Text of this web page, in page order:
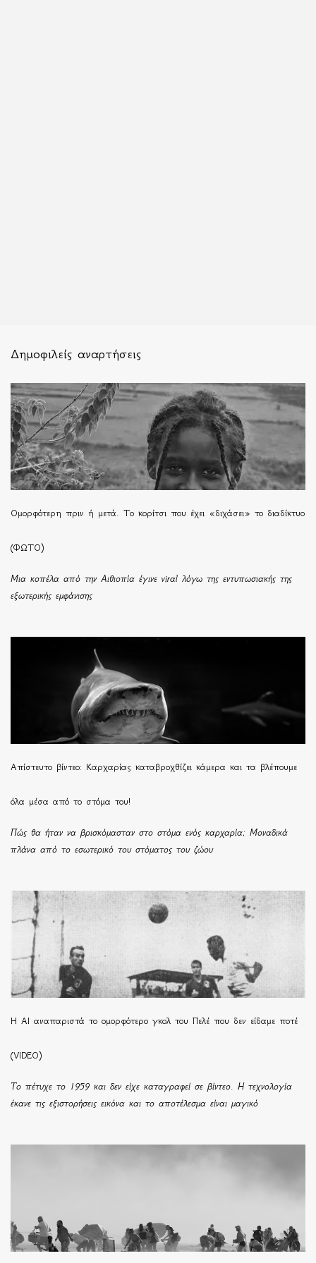
Δημοφιλείς αναρτήσεις
Ομορφότερη πριν ή μετά. Το κορίτσι που έχει «διχάσει» το διαδίκτυο
(ΦΩΤΟ)
Μια κοπέλα από την Αιθιοπία έγινε viral λόγω της εντυπωσιακής της
εξωτερικής εμφάνισης
Απίστευτο βίντεο: Καρχαρίας καταβροχθίζει κάμερα και τα βλέπουμε
όλα μέσα από το στόμα του!
Πώς θα ήταν να βρισκόμασταν στο στόμα ενός καρχαρία; Μοναδικά
πλάνα από το εσωτερικό του στόματος του ζώου
Η ΑΙ αναπαριστά το ομορφότερο γκολ του Πελέ που δεν είδαμε ποτέ
(VIDEO)
Το πέτυχε το 1959 και δεν είχε καταγραφεί σε βίντεο. Η τεχνολογία
έκανε τις εξιστορήσεις εικόνα και το αποτέλεσμα είναι μαγικό